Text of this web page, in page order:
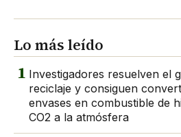
Lo más leído
1 Investigadores resuelven el
reciclaje y consiguen
envases en combustible de
CO2 a la atmósfera